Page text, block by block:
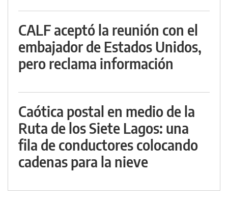
CALF aceptó la reunión con el
embajador de Estados Unidos,
pero reclama información
Caótica postal en medio de la
Ruta de los Siete Lagos: una
fila de conductores colocando
cadenas para la nieve